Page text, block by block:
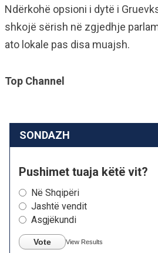
Ndërkohë opsioni i dytë i
shkojë sërish në zgjedhje
ato lokale pas disa muajsh.
Top Channel
SONDAZH
Pushimet tuaja këtë vit?
Në Shqipëri
Jashtë vendit
Asgjëkundi
Vote View Results